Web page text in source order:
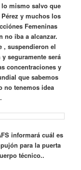
mismo salvo que
y muchos los
Femeninas
no iba a alcanzar.
, suspendieron el
seguramente será
concentraciones y
que sabemos
no tenemos idea
informará cuál es
para la puerta
técnico..